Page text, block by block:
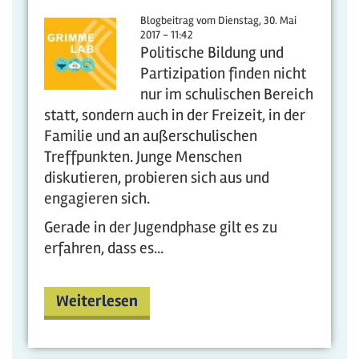
Blogbeitrag vom Dienstag, 30. Mai
2017 - 11:42
Politische Bildung und
Partizipation finden nicht
nur im schulischen Bereich
statt, sondern auch in der Freizeit, in der
Familie und an außerschulischen
Treffpunkten. Junge Menschen
diskutieren, probieren sich aus und
engagieren sich.
Gerade in der Jugendphase gilt es zu
erfahren, dass es...
Weiterlesen